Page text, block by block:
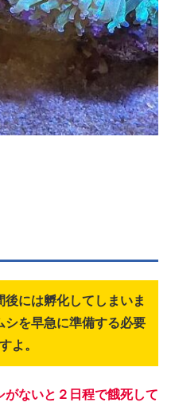
には孵化してしまいま
シを早急に準備する必要
よ。
がないと２日程で餓死して